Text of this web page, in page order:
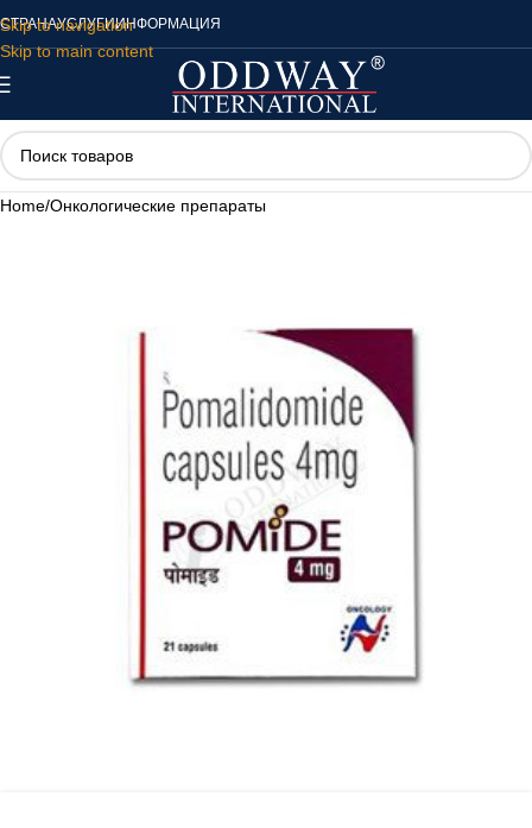
Skip to navigation
Skip to main content
СТРАНАУСЛУГИИНФОРМАЦИЯ
Home/Онкологические препараты